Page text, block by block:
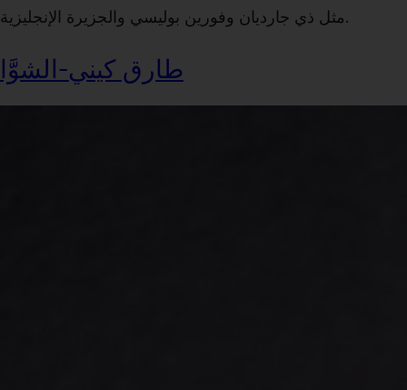
مثل ذي جارديان وفورين بوليسي والجزيرة الإنجليزية.
طارق كيني-الشوَّا